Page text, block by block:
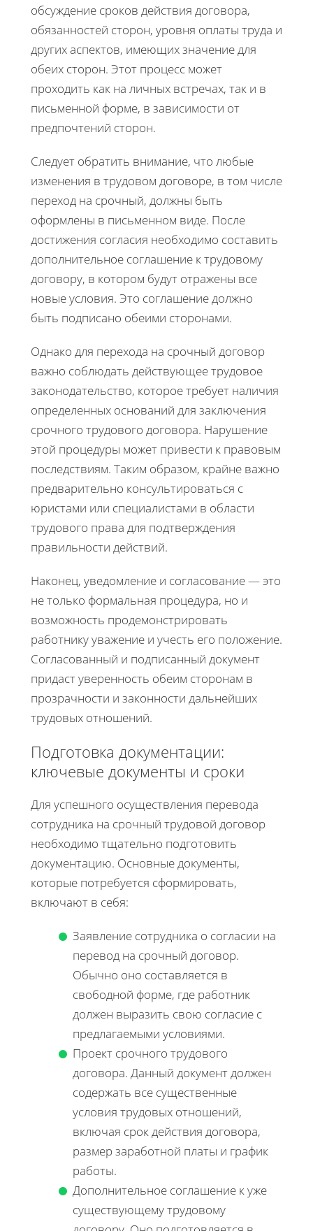
обсуждение сроков действия договора,
обязанностей сторон, уровня оплаты труда и
других аспектов, имеющих значение для
обеих сторон. Этот процесс может
проходить как на личных встречах, так и в
письменной форме, в зависимости от
предпочтений сторон.
Следует обратить внимание, что любые
изменения в трудовом договоре, в том числе
переход на срочный, должны быть
оформлены в письменном виде. После
достижения согласия необходимо составить
дополнительное соглашение к трудовому
договору, в котором будут отражены все
новые условия. Это соглашение должно
быть подписано обеими сторонами.
Однако для перехода на срочный договор
важно соблюдать действующее трудовое
законодательство, которое требует наличия
определенных оснований для заключения
срочного трудового договора. Нарушение
этой процедуры может привести к правовым
последствиям. Таким образом, крайне важно
предварительно консультироваться с
юристами или специалистами в области
трудового права для подтверждения
правильности действий.
Наконец, уведомление и согласование — это
не только формальная процедура, но и
возможность продемонстрировать
работнику уважение и учесть его положение.
Согласованный и подписанный документ
придаст уверенность обеим сторонам в
прозрачности и законности дальнейших
трудовых отношений.
Подготовка документации:
ключевые документы и сроки
Для успешного осуществления перевода
сотрудника на срочный трудовой договор
необходимо тщательно подготовить
документацию. Основные документы,
которые потребуется сформировать,
включают в себя:
Заявление сотрудника о согласии на
перевод на срочный договор.
Обычно оно составляется в
свободной форме, где работник
должен выразить свою согласие с
предлагаемыми условиями.
Проект срочного трудового
договора. Данный документ должен
содержать все существенные
условия трудовых отношений,
включая срок действия договора,
размер заработной платы и график
работы.
Дополнительное соглашение к уже
существующему трудовому